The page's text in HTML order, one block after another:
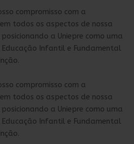
compromisso com a
todos os aspectos de nossa
a Uniepre como uma
Infantil e Fundamental
compromisso com a
todos os aspectos de nossa
a Uniepre como uma
Infantil e Fundamental